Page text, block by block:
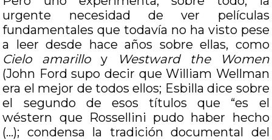
urgente necesidad de ver películas
fundamentales que todavía no ha visto pese
a leer desde hace años sobre ellas, como
Cielo amarilloy
Westward the Women
(John Ford supo decir que William Wellman
era el mejor de todos ellos; Esbilla dice sobre
el segundo de esos títulos que
“es el
wéstern que Rossellini pudo haber hecho
(…); condensa la tradición documental del